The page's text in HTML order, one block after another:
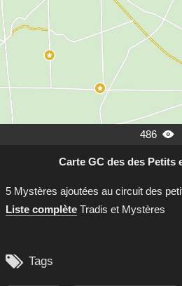
486 
Carte GC des des Petits
5 Mystères ajoutées au circuit des
Liste complète Tradis et Mystères
 Tags